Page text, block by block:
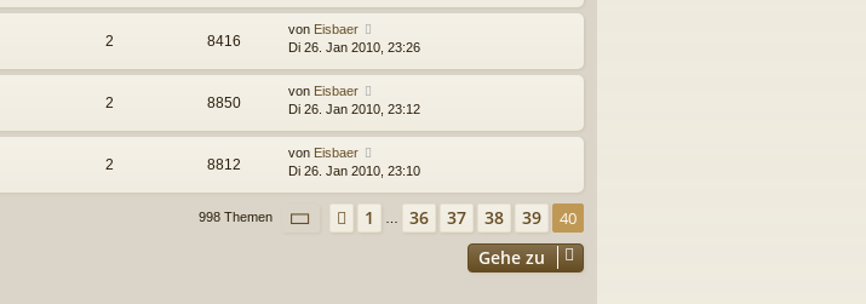
2 8416
von Eisbaer
Di 26. Jan 2010, 23:26
2 8850
von Eisbaer
Di 26. Jan 2010, 23:12
2 8812
von Eisbaer
Di 26. Jan 2010, 23:10
998 Themen Seite 40 von40
Vorherige
1 36 37 38 39 40
Gehe zu